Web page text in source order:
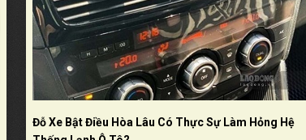
Đỗ Xe Bật Điều Hòa Lâu Có Thực Sự Làm Hỏng Hệ